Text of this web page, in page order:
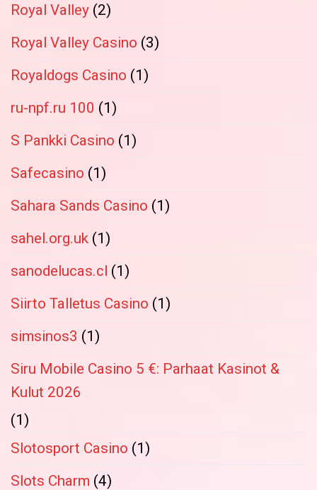
Royal Valley (2)
Royal Valley Casino (3)
Royaldogs Casino (1)
ru-npf.ru 100 (1)
S Pankki Casino (1)
Safecasino (1)
Sahara Sands Casino (1)
sahel.org.uk (1)
sanodelucas.cl (1)
Siirto Talletus Casino (1)
simsinos3 (1)
Siru Mobile Casino 5 €: Parhaat Kasinot &
Kulut 2026
(1)
Slotosport Casino (1)
Slots Charm (4)